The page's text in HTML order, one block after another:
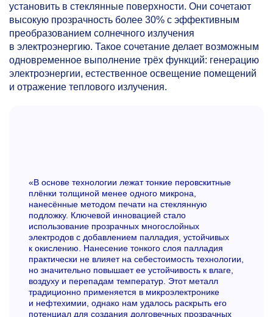
установить в стеклянные поверхности. Они сочетают
высокую прозрачность более 30% с эффективным
преобразованием солнечного излучения
в электроэнергию. Такое сочетание делает возможным
одновременное выполнение трёх функций: генерацию
электроэнергии, естественное освещение помещений
и отражение теплового излучения.
«В основе технологии лежат тонкие перовскитные
плёнки толщиной менее одного микрона,
нанесённые методом печати на стеклянную
подложку. Ключевой инновацией стало
использование прозрачных многослойных
электродов с добавлением палладия, устойчивых
к окислению. Нанесение тонкого слоя палладия
практически не влияет на себестоимость технологии,
но значительно повышает ее устойчивость к влаге,
воздуху и перепадам температур. Этот металл
традиционно применяется в микроэлектронике
и нефтехимии, однако нам удалось раскрыть его
потенциал для создания долговечных прозрачных